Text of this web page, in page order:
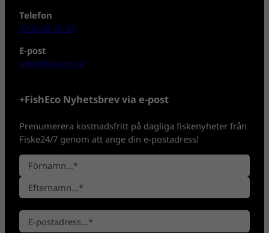
Telefon
0702-08 80 30
E-post
info@fisheco.se
+FishEco Nyhetsbrev via e-post
Prenumerera kostnadsfritt på dagliga fiskenyheter från
Fiske24/7 genom att ange din e-postadress!
N
a
n
*
F
ö
r
E
-